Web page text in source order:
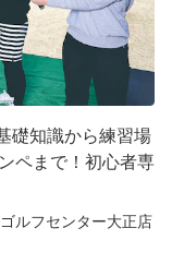
礎知識から練習場
ペまで！初心者専
ルフセンター大正店